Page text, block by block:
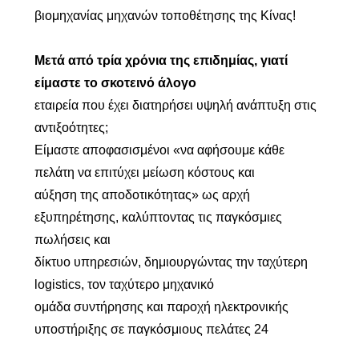
βιομηχανίας μηχανών τοποθέτησης της Κίνας!
Μετά από τρία χρόνια της επιδημίας, γιατί
είμαστε το σκοτεινό άλογο
εταιρεία που έχει διατηρήσει υψηλή ανάπτυξη στις
αντιξοότητες;
Είμαστε αποφασισμένοι «να αφήσουμε κάθε
πελάτη να επιτύχει μείωση κόστους και
αύξηση της αποδοτικότητας» ως αρχή
εξυπηρέτησης, καλύπτοντας τις παγκόσμιες
πωλήσεις και
δίκτυο υπηρεσιών, δημιουργώντας την ταχύτερη
logistics, τον ταχύτερο μηχανικό
ομάδα συντήρησης και παροχή ηλεκτρονικής
υποστήριξης σε παγκόσμιους πελάτες 24